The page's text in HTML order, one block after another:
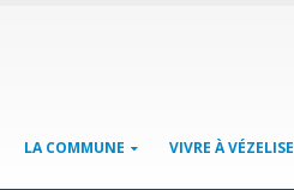
LA COMMUNE VIVRE À VÉZELISE